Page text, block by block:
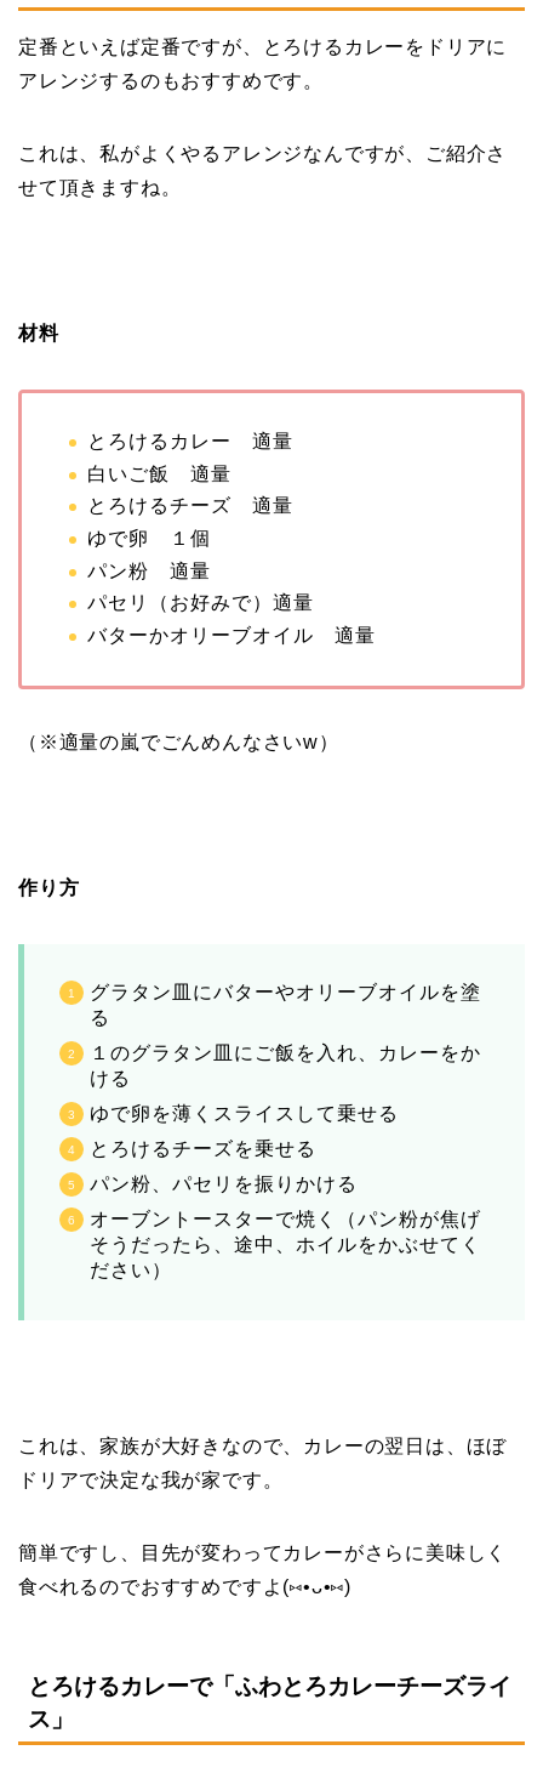
定番といえば定番ですが、とろけるカレーをドリアに
アレンジするのもおすすめです。
これは、私がよくやるアレンジなんですが、ご紹介さ
せて頂きますね。
材料
とろけるカレー 適量
白いご飯 適量
とろけるチーズ 適量
ゆで卵 １個
パン粉 適量
パセリ（お好みで）適量
バターかオリーブオイル 適量
（※適量の嵐でごんめんなさいw）
作り方
グラタン皿にバターやオリーブオイルを塗
る
１のグラタン皿にご飯を入れ、カレーをか
ける
ゆで卵を薄くスライスして乗せる
とろけるチーズを乗せる
パン粉、パセリを振りかける
オーブントースターで焼く（パン粉が焦げ
そうだったら、途中、ホイルをかぶせてく
ださい）
これは、家族が大好きなので、カレーの翌日は、ほぼ
ドリアで決定な我が家です。
簡単ですし、目先が変わってカレーがさらに美味しく
食べれるのでおすすめですよ(⑅•ᴗ•⑅)
とろけるカレーで「ふわとろカレーチーズライ
ス」